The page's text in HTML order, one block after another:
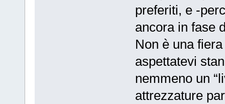
preferiti, e -
ancora in fase
Non è una
aspettatevi
nemmeno un
attrezzature